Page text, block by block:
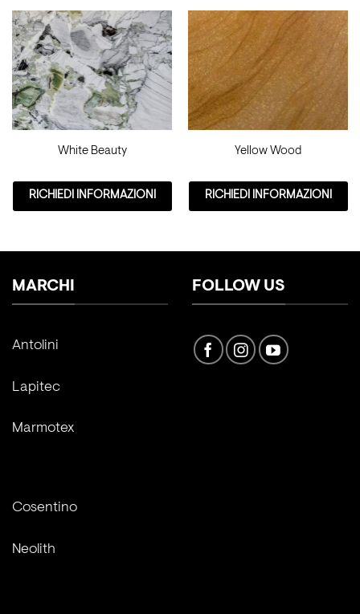
White Beauty
RICHIEDI INFORMAZIONI
Yellow Wood
RICHIEDI INFORMAZIONI
MARCHI
Antolini
Lapitec
Marmotex
Cosentino
Neolith
FOLLOW US